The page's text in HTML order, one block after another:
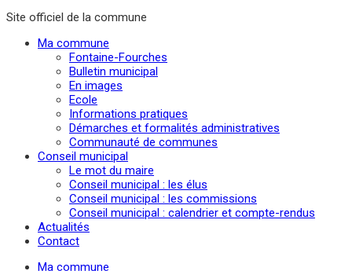
Site officiel de la commune
Ma commune
Fontaine-Fourches
Bulletin municipal
En images
Ecole
Informations pratiques
Démarches et formalités administratives
Communauté de communes
Conseil municipal
Le mot du maire
Conseil municipal : les élus
Conseil municipal : les commissions
Conseil municipal : calendrier et compte-rendus
Actualités
Contact
Ma commune